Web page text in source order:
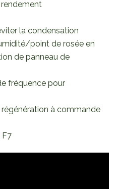
la condensation
point de rosée en
de panneau de
fréquence pour
régénération à commande
F7